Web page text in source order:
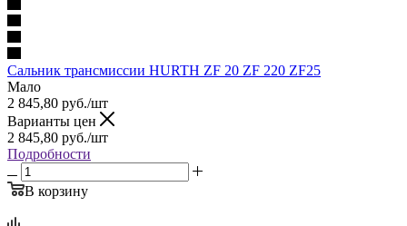
Сальник трансмиссии HURTH ZF 20 ZF 220 ZF25
Мало
2 845,80 руб./шт
Варианты цен
2 845,80 руб./шт
Подробности
В корзину